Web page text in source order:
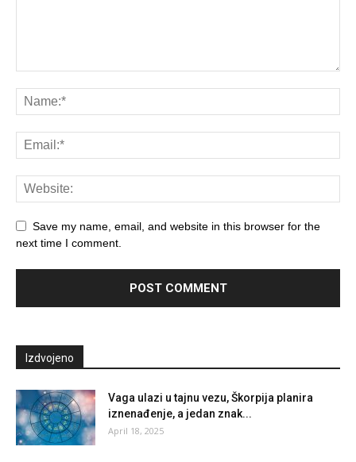
Save my name, email, and website in this browser for the
next time I comment.
Izdvojeno
Vaga ulazi u tajnu vezu, Škorpija planira
iznenađenje, a jedan znak...
April 18, 2025